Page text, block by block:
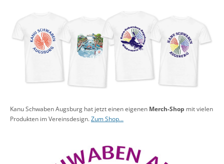
Kanu Schwaben Augsburg hat jetzt einen eigenen Merch-Shop mit vielen
Produkten im Vereinsdesign.Zum Shop...